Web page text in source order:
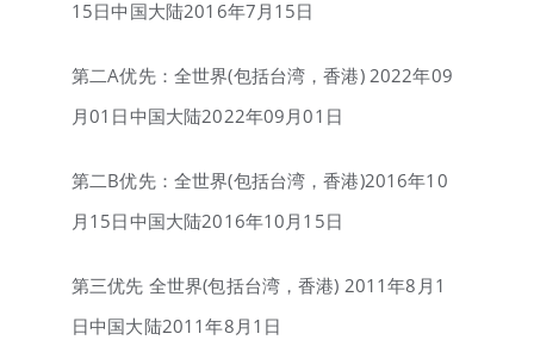
15日中国大陆2016年7月15日
第二A优先：全世界(包括台湾，香港) 2022年09
月01日中国大陆2022年09月01日
第二B优先：全世界(包括台湾，香港)2016年10
月15日中国大陆2016年10月15日
第三优先 全世界(包括台湾，香港) 2011年8月1
日中国大陆2011年8月1日